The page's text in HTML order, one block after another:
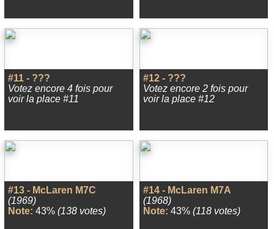
#11 - ???
Votez encore 4 fois pour
voir la place #11
#12 - ???
Votez encore 2 fois pour
voir la place #12
#13 - McLaren M7C
(1969)
Note: 43% (138 votes)
#14 - McLaren M7A
(1968)
Note: 43% (118 votes)